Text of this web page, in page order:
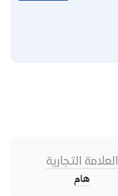
العلامة التجارية
هام